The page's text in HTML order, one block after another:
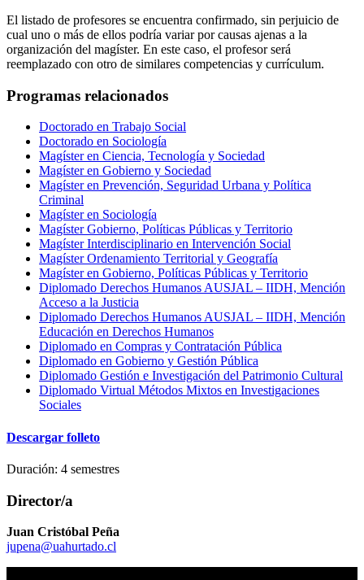
El listado de profesores se encuentra confirmado, sin perjuicio de
cual uno o más de ellos podría variar por causas ajenas a la
organización del magíster. En este caso, el profesor será
reemplazado con otro de similares competencias y currículum.
Programas relacionados
Doctorado en Trabajo Social
Doctorado en Sociología
Magíster en Ciencia, Tecnología y Sociedad
Magíster en Gobierno y Sociedad
Magíster en Prevención, Seguridad Urbana y Política
Criminal
Magíster en Sociología
Magíster Gobierno, Políticas Públicas y Territorio
Magíster Interdisciplinario en Intervención Social
Magíster Ordenamiento Territorial y Geografía
Magíster en Gobierno, Políticas Públicas y Territorio
Diplomado Derechos Humanos AUSJAL – IIDH, Mención
Acceso a la Justicia
Diplomado Derechos Humanos AUSJAL – IIDH, Mención
Educación en Derechos Humanos
Diplomado en Compras y Contratación Pública
Diplomado en Gobierno y Gestión Pública
Diplomado Gestión e Investigación del Patrimonio Cultural
Diplomado Virtual Métodos Mixtos en Investigaciones
Sociales
Descargar folleto
Duración: 4 semestres
Director/a
Juan Cristóbal Peña
jupena@uahurtado.cl